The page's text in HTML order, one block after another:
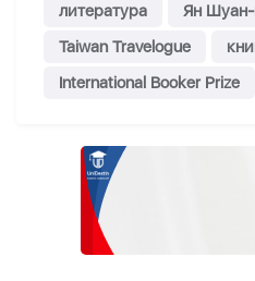
литература
Ян
Taiwan Travelogue
International Booker Prize